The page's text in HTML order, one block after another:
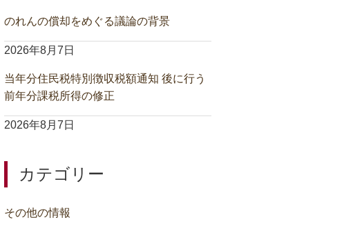
のれんの償却をめぐる議論の背景
2026年8月7日
当年分住民税特別徴収税額通知 後に行う
前年分課税所得の修正
2026年8月7日
カテゴリー
その他の情報